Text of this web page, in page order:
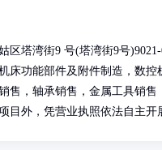
塔湾街9 号(塔湾街9号
床功能部件及附件制造，数
，轴承销售，金属工具销售
外，凭营业执照依法自主开